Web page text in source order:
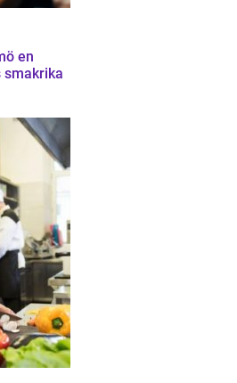
smakrika